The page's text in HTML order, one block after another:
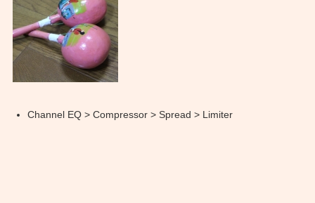
Channel EQ > Compressor > Spread > Limiter